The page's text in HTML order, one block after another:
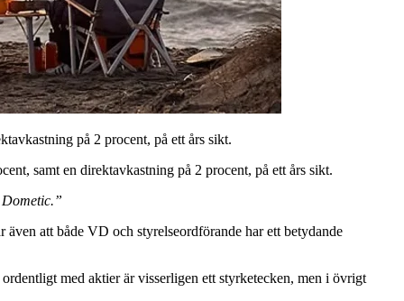
på 2 procent, på ett års sikt.
samt en direktavkastning på 2 procent, på ett års sikt.
att både VD och styrelseordförande har ett betydande
med aktier är visserligen ett styrketecken, men i övrigt